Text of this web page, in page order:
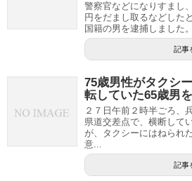
警察官などになりすまし
円をだまし取るなどした
国籍の男を逮捕しました
記事
75歳男性がタクシ
転していた65歳男
２７日午前２時半ごろ、
県道交差点で、横断して
が、タクシーにはねられ
意...
記事